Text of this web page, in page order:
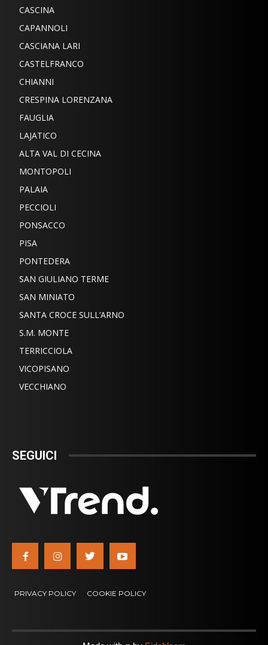
CASCINA
CAPANNOLI
CASCIANA LARI
CASTELFRANCO
CHIANNI
CRESPINA LORENZANA
FAUGLIA
LAJATICO
ALTA VAL DI CECINA
MONTOPOLI
PALAIA
PECCIOLI
PONSACCO
PISA
PONTEDERA
SAN GIULIANO TERME
SAN MINIATO
SANTA CROCE SULL’ARNO
S.M. MONTE
TERRICCIOLA
VICOPISANO
VECCHIANO
SEGUICI
PRIVACY POLICY COOKIE POLICY